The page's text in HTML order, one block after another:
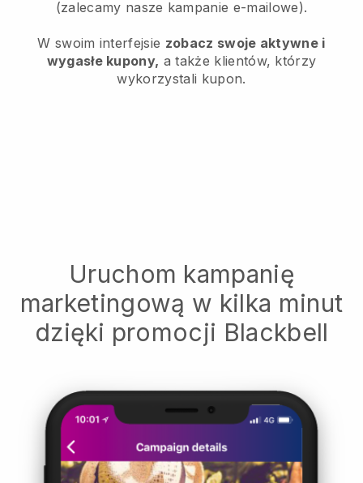
(zalecamy nasze kampanie e-mailowe).
W swoim interfejsie zobacz swoje aktywne i
wygasłe kupony, a także klientów, którzy
wykorzystali kupon.
Uruchom kampanię
marketingową w kilka minut
dzięki promocji Blackbell